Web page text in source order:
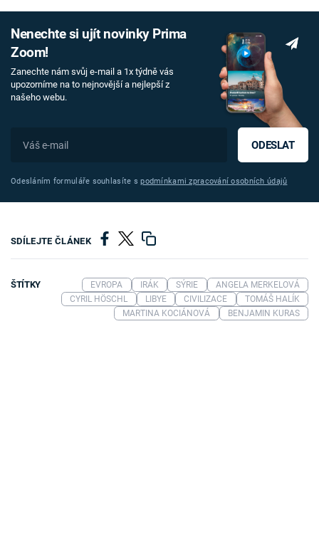
Nenechte si ujít novinky Prima
Zoom!
Zanechte nám svůj e-mail a 1x týdně vás
upozorníme na to nejnovější a nejlepší z
našeho webu.
ODESLAT
Odesláním formuláře souhlasíte spodmínkami zpracování osobních údajů
SDÍLEJTE ČLÁNEK
ŠTÍTKY EVROPA IRÁK SÝRIE
ANGELA MERKELOVÁ
CYRIL HÖSCHL
LIBYE CIVILIZACE
TOMÁŠ HALÍK
MARTINA KOCIÁNOVÁ
BENJAMIN KURAS